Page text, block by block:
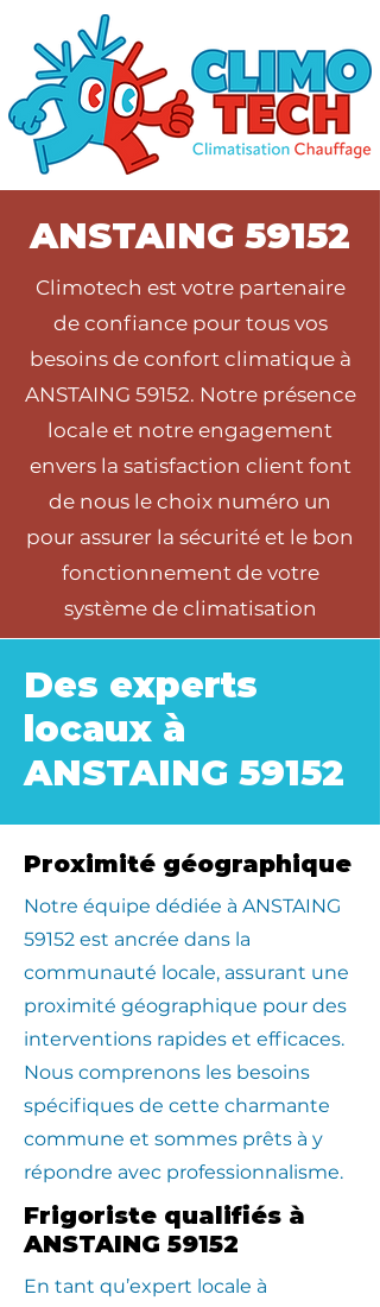
ANSTAING 59152
Climotech est votre partenaire
de confiance pour tous vos
besoins de confort climatique à
ANSTAING 59152. Notre présence
locale et notre engagement
envers la satisfaction client font
de nous le choix numéro un
pour assurer la sécurité et le bon
fonctionnement de votre
système de climatisation
Des experts
locaux à
ANSTAING 59152
Proximité géographique
​Notre équipe dédiée à ANSTAING
59152 est ancrée dans la
communauté locale, assurant une
proximité géographique pour des
interventions rapides et efficaces.
Nous comprenons les besoins
spécifiques de cette charmante
commune et sommes prêts à y
répondre avec professionnalisme.
Frigoriste qualifiés à
ANSTAING 59152
En tant qu’expert locale à